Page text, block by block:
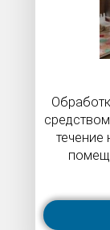
течение